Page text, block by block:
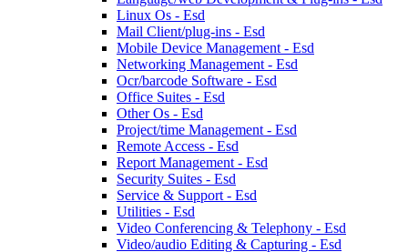
Linux Os - Esd
Mail Client/plug-ins - Esd
Mobile Device Management - Esd
Networking Management - Esd
Ocr/barcode Software - Esd
Office Suites - Esd
Other Os - Esd
Project/time Management - Esd
Remote Access - Esd
Report Management - Esd
Security Suites - Esd
Service & Support - Esd
Utilities - Esd
Video Conferencing & Telephony - Esd
Video/audio Editing & Capturing - Esd